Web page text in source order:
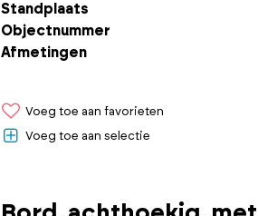
Standplaats
Objectnummer
Afmetingen
Voeg toe aan favorieten
Voeg toe aan selectie